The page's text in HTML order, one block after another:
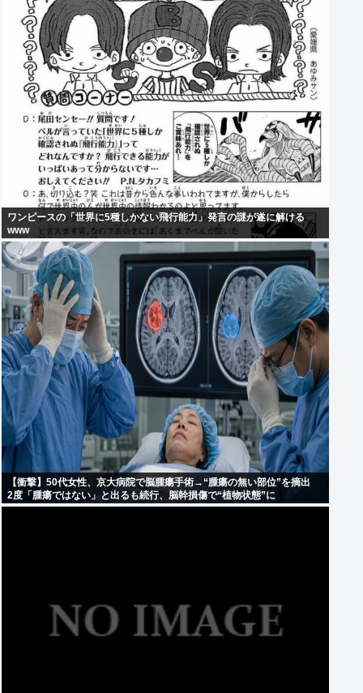
ワンピースの「世界に5種しかない飛行能力」発言の謎が遂に解ける
www
【衝撃】50代女性、京大病院で脳腫瘍手術→“腫瘍の無い部位”を摘出
2度「腫瘍ではない」と出るも続行、脳幹損傷で“植物状態”に